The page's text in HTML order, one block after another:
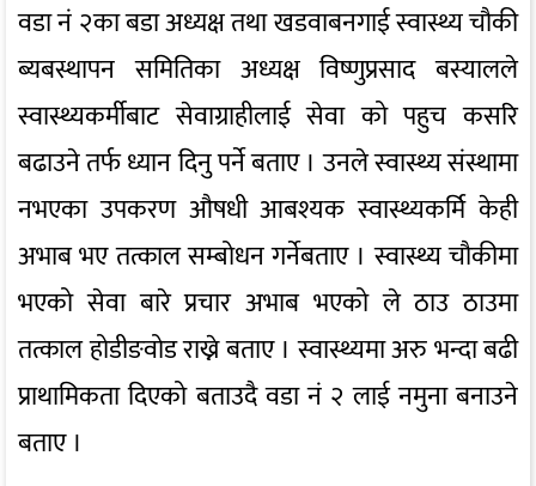
वडा नं २का बडा अध्यक्ष तथा खडवाबनगाई स्वास्थ्य चौकी
ब्यबस्थापन समितिका अध्यक्ष विष्णुप्रसाद बस्यालले
स्वास्थ्यकर्मीबाट सेवाग्राहीलाई सेवा को पहुच कसरि
बढाउने तर्फ ध्यान दिनु पर्ने बताए । उनले स्वास्थ्य संस्थामा
नभएका उपकरण औषधी आबश्यक स्वास्थ्यकर्मि केही
अभाब भए तत्काल सम्बोधन गर्नेबताए । स्वास्थ्य चौकीमा
भएको सेवा बारे प्रचार अभाब भएको ले ठाउ ठाउमा
तत्काल होडीङवोड राख्ने बताए । स्वास्थ्यमा अरु भन्दा बढी
प्राथामिकता दिएको बताउदै वडा नं २ लाई नमुना बनाउने
बताए ।